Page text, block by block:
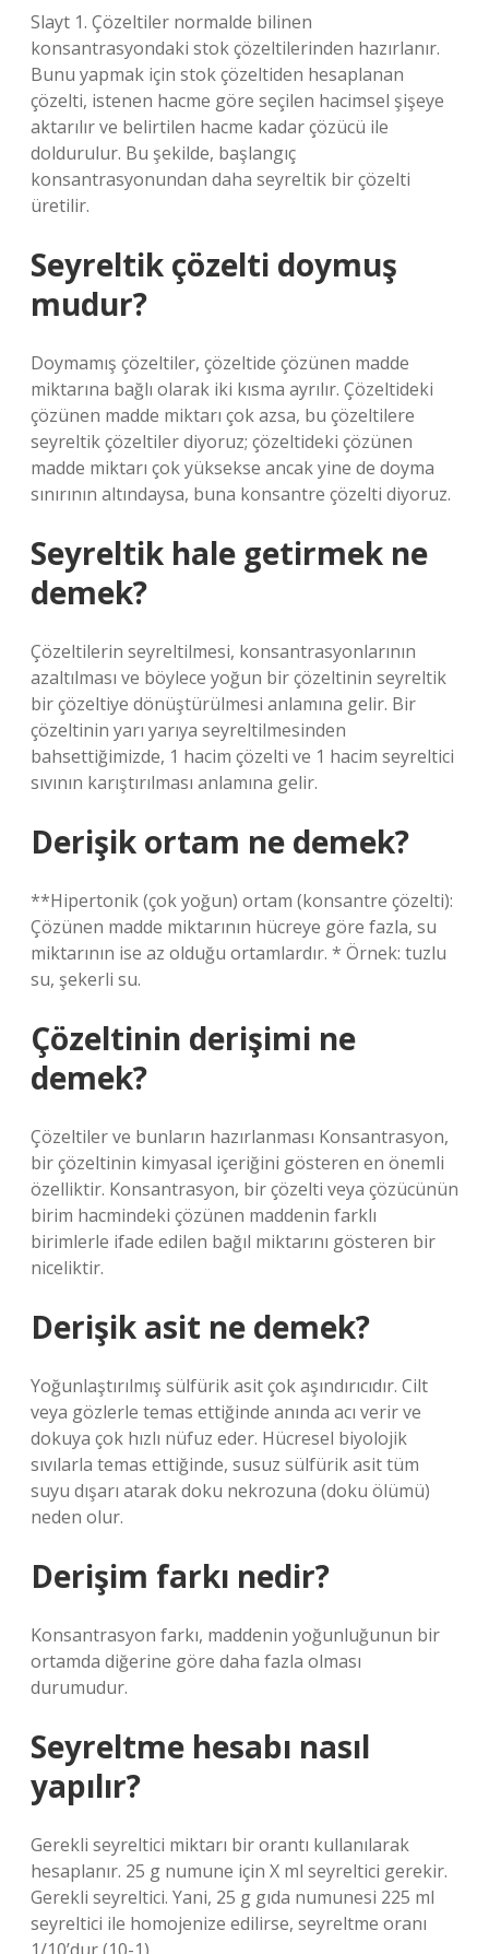
Slayt 1. Çözeltiler normalde bilinen
konsantrasyondaki stok çözeltilerinden hazırlanır.
Bunu yapmak için stok çözeltiden hesaplanan
çözelti, istenen hacme göre seçilen hacimsel şişeye
aktarılır ve belirtilen hacme kadar çözücü ile
doldurulur. Bu şekilde, başlangıç ​​
konsantrasyonundan daha seyreltik bir çözelti
üretilir.
Seyreltik çözelti doymuş
mudur?
Doymamış çözeltiler, çözeltide çözünen madde
miktarına bağlı olarak iki kısma ayrılır. Çözeltideki
çözünen madde miktarı çok azsa, bu çözeltilere
seyreltik çözeltiler diyoruz; çözeltideki çözünen
madde miktarı çok yüksekse ancak yine de doyma
sınırının altındaysa, buna konsantre çözelti diyoruz.
Seyreltik hale getirmek ne
demek?
Çözeltilerin seyreltilmesi, konsantrasyonlarının
azaltılması ve böylece yoğun bir çözeltinin seyreltik
bir çözeltiye dönüştürülmesi anlamına gelir. Bir
çözeltinin yarı yarıya seyreltilmesinden
bahsettiğimizde, 1 hacim çözelti ve 1 hacim seyreltici
sıvının karıştırılması anlamına gelir.
Derişik ortam ne demek?
**Hipertonik (çok yoğun) ortam (konsantre çözelti):
Çözünen madde miktarının hücreye göre fazla, su
miktarının ise az olduğu ortamlardır. * Örnek: tuzlu
su, şekerli su.
Çözeltinin derişimi ne
demek?
Çözeltiler ve bunların hazırlanması Konsantrasyon,
bir çözeltinin kimyasal içeriğini gösteren en önemli
özelliktir. Konsantrasyon, bir çözelti veya çözücünün
birim hacmindeki çözünen maddenin farklı
birimlerle ifade edilen bağıl miktarını gösteren bir
niceliktir.
Derişik asit ne demek?
Yoğunlaştırılmış sülfürik asit çok aşındırıcıdır. Cilt
veya gözlerle temas ettiğinde anında acı verir ve
dokuya çok hızlı nüfuz eder. Hücresel biyolojik
sıvılarla temas ettiğinde, susuz sülfürik asit tüm
suyu dışarı atarak doku nekrozuna (doku ölümü)
neden olur.
Derişim farkı nedir?
Konsantrasyon farkı, maddenin yoğunluğunun bir
ortamda diğerine göre daha fazla olması
durumudur.
Seyreltme hesabı nasıl
yapılır?
Gerekli seyreltici miktarı bir orantı kullanılarak
hesaplanır. 25 g numune için X ml seyreltici gerekir.
Gerekli seyreltici. Yani, 25 g gıda numunesi 225 ml
seyreltici ile homojenize edilirse, seyreltme oranı